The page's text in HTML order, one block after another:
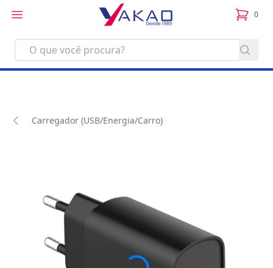
0
itens
Carregador (USB/Energia/Carro)